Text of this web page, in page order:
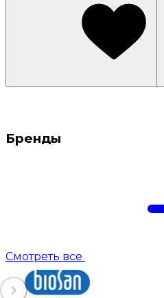
Бренды
Смотреть все